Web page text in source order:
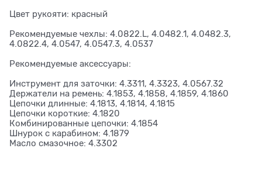
Цвет рукояти: красный
Рекомендуемые чехлы: 4.0822.L, 4.0482.1, 4.0482.3,
4.0822.4, 4.0547, 4.0547.3, 4.0537
Рекомендуемые аксессуары:
Инструмент для заточки: 4.3311, 4.3323, 4.0567.32
Держатели на ремень: 4.1853, 4.1858, 4.1859, 4.1860
Цепочки длинные: 4.1813, 4.1814, 4.1815
Цепочки короткие: 4.1820
Комбинированные цепочки: 4.1854
Шнурок с карабином: 4.1879
Масло смазочное: 4.3302